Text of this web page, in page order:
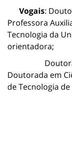
Vogais:
Professora
Tecnologia da
orientadora;
Doutorada em
de Tecnologia